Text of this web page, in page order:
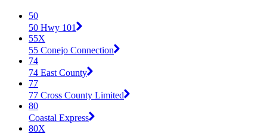
50
50 Hwy 101
55X
55 Conejo Connection
74
74 East County
77
77 Cross County Limited
80
Coastal Express
80X